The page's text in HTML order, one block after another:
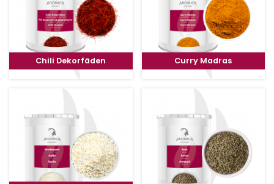
Chili Dekorfäden Curry Madras